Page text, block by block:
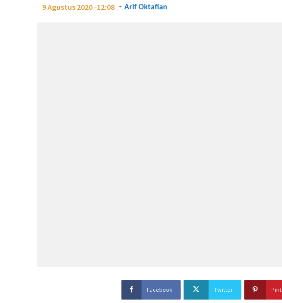
9 Agustus 2020 -12:08 - Arif Oktafian
Facebook Twitter